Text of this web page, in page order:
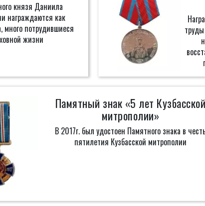
князя Даниила
награждаются как
много потрудившиеся
жизни
Памятный знак «5 лет Кузбасской
митрополии»
В 2017г. был удостоен Памятного знака в
пятилетия Кузбасской митрополии